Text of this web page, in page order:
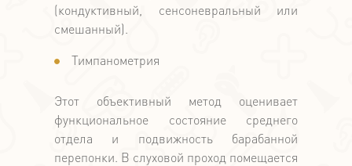
(кондуктивный, сенсоневральный или
смешанный).
Тимпанометрия
Этот объективный метод оценивает
функциональное состояние среднего
отдела и подвижность барабанной
перепонки. В слуховой проход помещается